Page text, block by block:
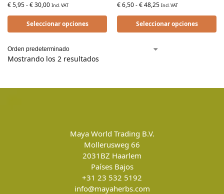
€5,95-€30,00 Incl. VAT
Seleccionar opciones
€6,50-€48,25 Incl. VAT
Seleccionar opciones
Mostrando los 2 resultados
Maya World Trading B.V.
Mollerusweg 66
2031BZ Haarlem
Países Bajos
+31 23 532 5192
info@mayaherbs.com